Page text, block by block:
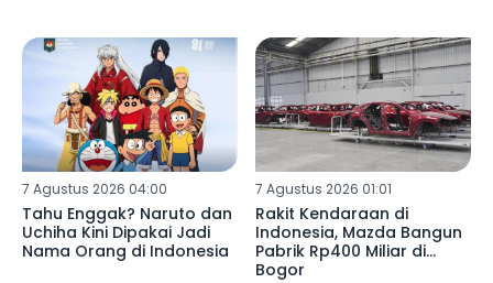
7 Agustus 2026 04:00
Tahu Enggak? Naruto dan
Uchiha Kini Dipakai Jadi
Nama Orang di Indonesia
7 Agustus 2026 01:01
Rakit Kendaraan di
Indonesia, Mazda Bangun
Pabrik Rp400 Miliar di
Bogor